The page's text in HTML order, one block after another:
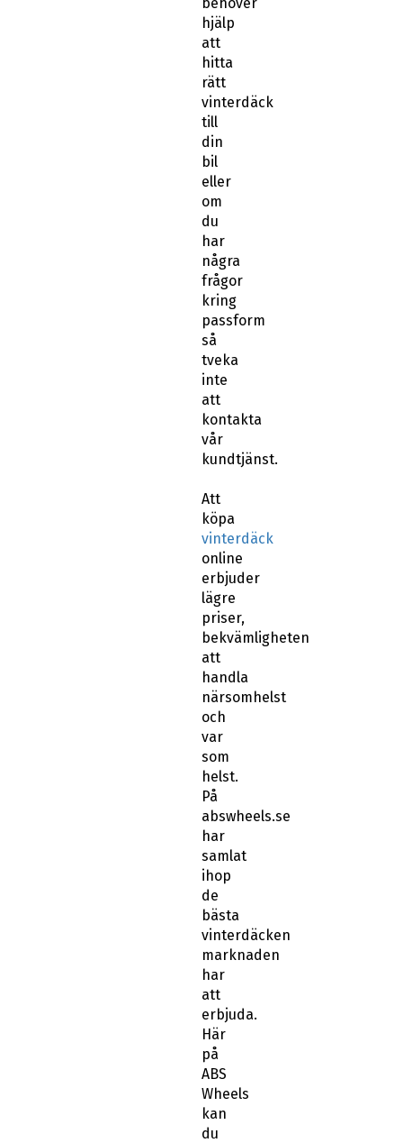
hjälp
att
hitta
rätt
vinterdäck
till
din
bil
eller
om
du
har
några
frågor
kring
passform
så
tveka
inte
att
kontakta
vår
kundtjänst.
Att
köpa
vinterdäck
online
erbjuder
lägre
priser,
bekvämligheten
att
handla
närsomhelst
och
var
som
helst.
På
abswheels.se
har
samlat
ihop
de
bästa
vinterdäcken
marknaden
har
att
erbjuda.
Här
på
ABS
Wheels
kan
du